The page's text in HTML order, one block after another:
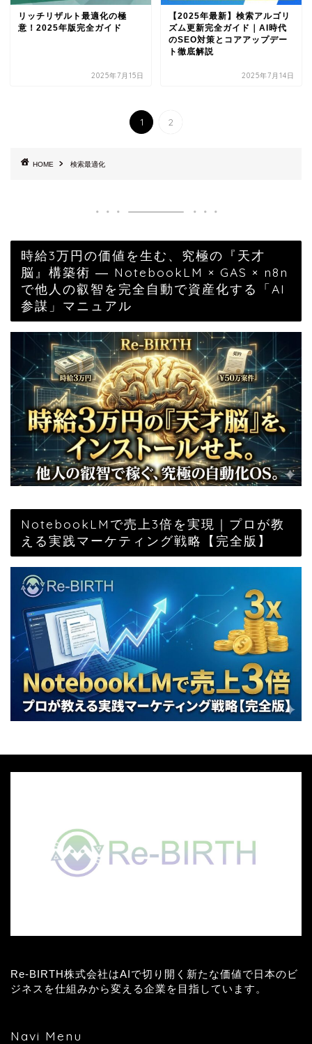
リッチリザルト最適化の極
意！2025年版完全ガイド
2025年7月15日
【2025年最新】検索アルゴリ
ズム更新完全ガイド｜AI時代
のSEO対策とコアアップデー
ト徹底解説
2025年7月14日
1 2
HOME 検索最適化
時給3万円の価値を生む、究極の『天才
脳』構築術 ― NotebookLM × GAS × n8n
で他人の叡智を完全自動で資産化する「AI
参謀」マニュアル
NotebookLMで売上3倍を実現｜プロが教
える実践マーケティング戦略【完全版】
Re-BIRTH株式会社はAIで切り開く新たな価値で日本のビ
ジネスを仕組みから変える企業を目指しています。
Navi Menu